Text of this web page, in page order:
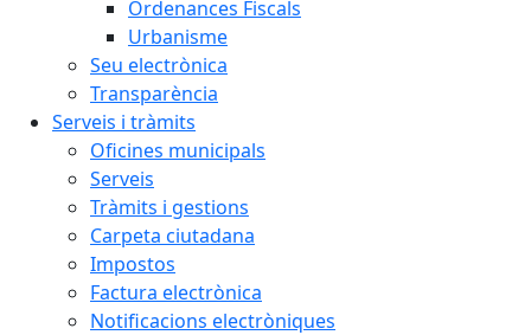
Ordenances Fiscals
Urbanisme
Seu electrònica
Transparència
Serveis i tràmits
Oficines municipals
Serveis
Tràmits i gestions
Carpeta ciutadana
Impostos
Factura electrònica
Notificacions electròniques